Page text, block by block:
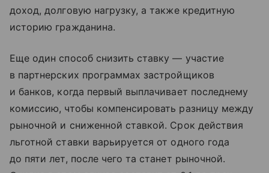
доход, долговую нагрузку, а также кредитную
историю гражданина.
Еще один способ снизить ставку — участие
в партнерских программах застройщиков
и банков, когда первый выплачивает последнему
комиссию, чтобы компенсировать разницу между
рыночной и сниженной ставкой. Срок действия
льготной ставки варьируется от одного года
до пяти лет, после чего та станет рыночной.